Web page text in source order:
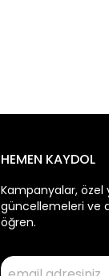
HEMEN KAYDOL
Kampanyalar, özel
güncellemeleri ve
öğren.